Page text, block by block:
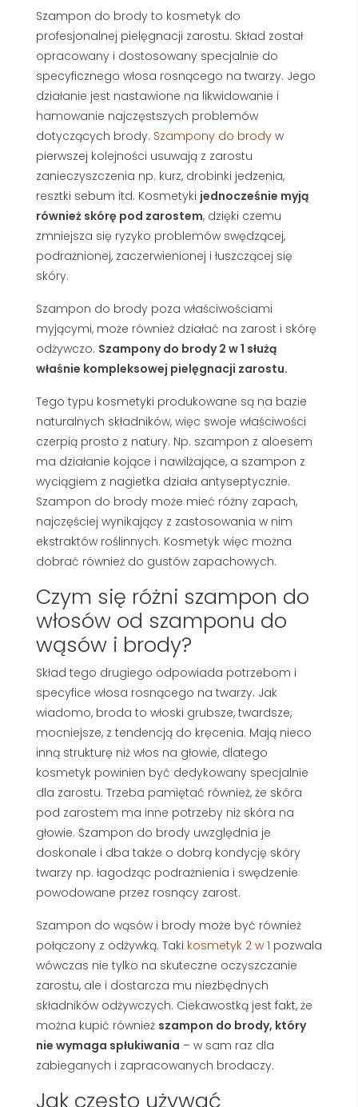
Szampon do brody to kosmetyk do
profesjonalnej pielęgnacji zarostu. Skład został
opracowany i dostosowany specjalnie do
specyficznego włosa rosnącego na twarzy. Jego
działanie jest nastawione na likwidowanie i
hamowanie najczęstszych problemów
dotyczących brody. Szampony do brody w
pierwszej kolejności usuwają z zarostu
zanieczyszczenia np. kurz, drobinki jedzenia,
resztki sebum itd. Kosmetyki jednocześnie myją
również skórę pod zarostem, dzięki czemu
zmniejsza się ryzyko problemów swędzącej,
podrażnionej, zaczerwienionej i łuszczącej się
skóry.
Szampon do brody poza właściwościami
myjącymi, może również działać na zarost i skórę
odżywczo. Szampony do brody 2 w 1 służą
właśnie kompleksowej pielęgnacji zarostu.
Tego typu kosmetyki produkowane są na bazie
naturalnych składników, więc swoje właściwości
czerpią prosto z natury. Np. szampon z aloesem
ma działanie kojące i nawilżające, a szampon z
wyciągiem z nagietka działa antyseptycznie.
Szampon do brody może mieć różny zapach,
najczęściej wynikający z zastosowania w nim
ekstraktów roślinnych. Kosmetyk więc można
dobrać również do gustów zapachowych.
Czym się różni szampon do
włosów od szamponu do
wąsów i brody?
Skład tego drugiego odpowiada potrzebom i
specyfice włosa rosnącego na twarzy. Jak
wiadomo, broda to włoski grubsze, twardsze,
mocniejsze, z tendencją do kręcenia. Mają nieco
inną strukturę niż włos na głowie, dlatego
kosmetyk powinien być dedykowany specjalnie
dla zarostu. Trzeba pamiętać również, że skóra
pod zarostem ma inne potrzeby niż skóra na
głowie. Szampon do brody uwzględnia je
doskonale i dba także o dobrą kondycję skóry
twarzy np. łagodząc podrażnienia i swędzenie
powodowane przez rosnący zarost.
Szampon do wąsów i brody może być również
połączony z odżywką. Taki kosmetyk 2 w 1 pozwala
wówczas nie tylko na skuteczne oczyszczanie
zarostu, ale i dostarcza mu niezbędnych
składników odżywczych. Ciekawostką jest fakt, że
można kupić również szampon do brody, który
nie wymaga spłukiwania – w sam raz dla
zabieganych i zapracowanych brodaczy.
Jak często używać